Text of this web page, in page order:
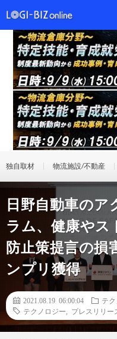
独自取材 物流施設/不動産
日野自動車のア
ラム、健康やス
防止策提言の損
ンプリ獲得
2021.08.19 06:00:04
テ
テクノロジー
プレスリリー